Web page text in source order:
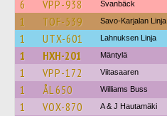
6 VPP-938 Svanbäck
1 TOF-539 Savo-Karjalan Linja
1 UTX-601 Lahnuksen Linja
1 HXH-201 Mäntylä
1 VPP-172 Viitasaaren
1 ÅL 650 Williams Buss
1 VOX-870 A & J Hautamäki